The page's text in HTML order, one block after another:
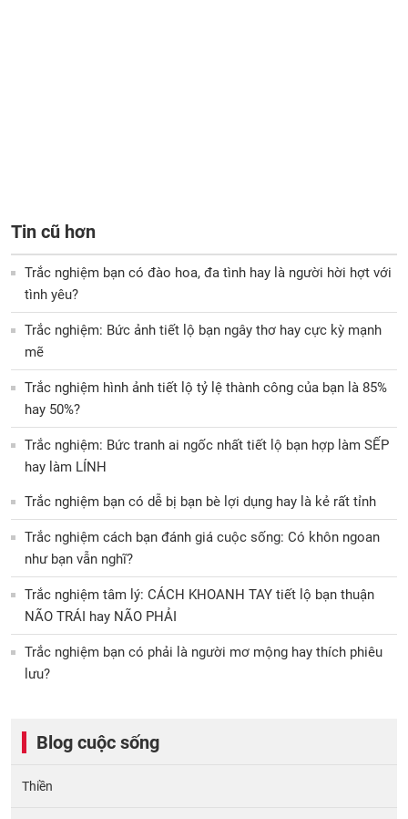
Tin cũ hơn
Trắc nghiệm bạn có đào hoa, đa tình hay là người hời hợt với
tình yêu?
Trắc nghiệm: Bức ảnh tiết lộ bạn ngây thơ hay cực kỳ mạnh
mẽ
Trắc nghiệm hình ảnh tiết lộ tỷ lệ thành công của bạn là 85%
hay 50%?
Trắc nghiệm: Bức tranh ai ngốc nhất tiết lộ bạn hợp làm SẾP
hay làm LÍNH
Trắc nghiệm bạn có dễ bị bạn bè lợi dụng hay là kẻ rất tỉnh
Trắc nghiệm cách bạn đánh giá cuộc sống: Có khôn ngoan
như bạn vẫn nghĩ?
Trắc nghiệm tâm lý: CÁCH KHOANH TAY tiết lộ bạn thuận
NÃO TRÁI hay NÃO PHẢI
Trắc nghiệm bạn có phải là người mơ mộng hay thích phiêu
lưu?
Blog cuộc sống
Thiền